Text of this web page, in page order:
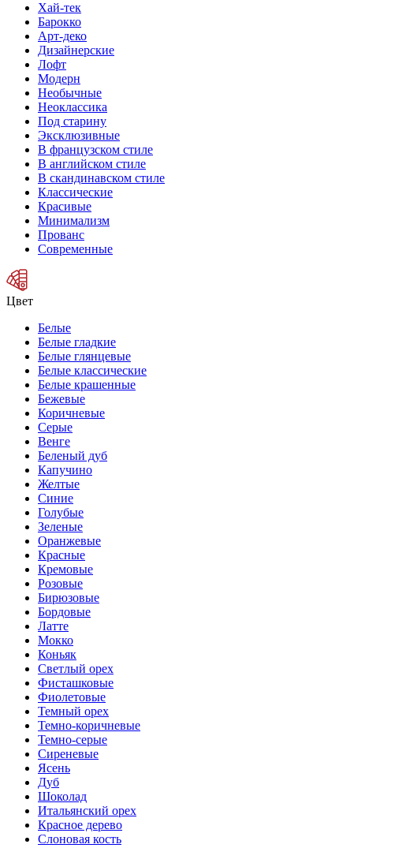
Хай-тек
Барокко
Арт-деко
Дизайнерские
Лофт
Модерн
Необычные
Неоклассика
Под старину
Эксклюзивные
В французском стиле
В английском стиле
В скандинавском стиле
Классические
Красивые
Минимализм
Прованс
Современные
Цвет
Белые
Белые гладкие
Белые глянцевые
Белые классические
Белые крашенные
Бежевые
Коричневые
Серые
Венге
Беленый дуб
Капучино
Желтые
Синие
Голубые
Зеленые
Оранжевые
Красные
Кремовые
Розовые
Бирюзовые
Бордовые
Латте
Мокко
Коньяк
Светлый орех
Фисташковые
Фиолетовые
Темный орех
Темно-коричневые
Темно-серые
Сиреневые
Ясень
Дуб
Шоколад
Итальянский орех
Красное дерево
Слоновая кость